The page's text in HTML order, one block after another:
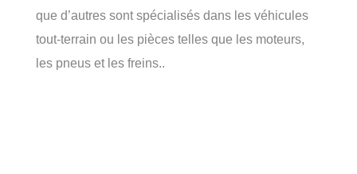
que d’autres sont spécialisés dans les véhicules
tout-terrain ou les pièces telles que les moteurs,
les pneus et les freins..